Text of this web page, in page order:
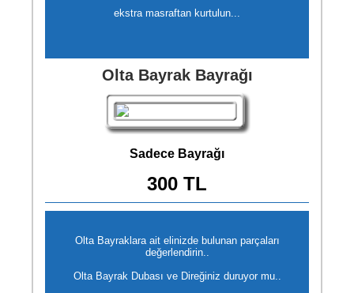
ekstra masraftan kurtulun...
Olta Bayrak Bayrağı
Sadece Bayrağı
300 TL
Olta Bayraklara ait elinizde bulunan parçaları
değerlendirin..
Olta Bayrak Dubası ve Direğiniz duruyor mu..